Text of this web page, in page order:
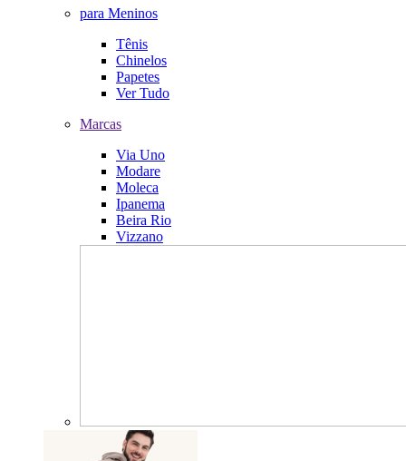
para Meninos
Tênis
Chinelos
Papetes
Ver Tudo
Marcas
Via Uno
Modare
Moleca
Ipanema
Beira Rio
Vizzano